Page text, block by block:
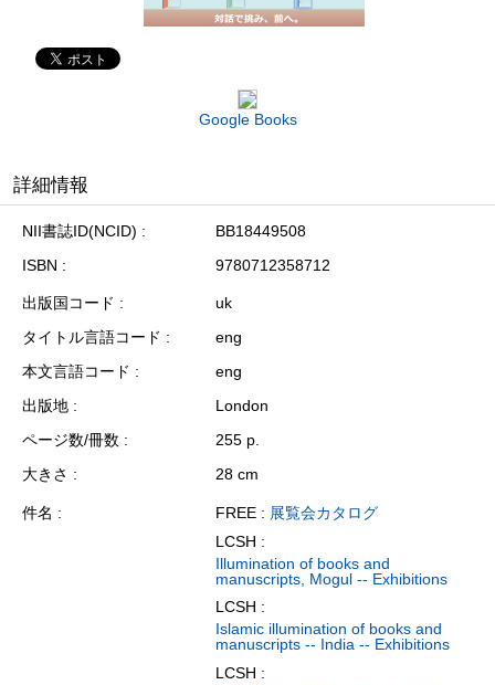
Google Books
詳細情報
NII書誌ID(NCID)
BB18449508
ISBN
9780712358712
出版国コード
uk
タイトル言語コード
eng
本文言語コード
eng
出版地
London
ページ数/冊数
255 p.
大きさ
28 cm
件名 FREE : 展覧会カタログ
LCSH :
Illumination of books and
manuscripts, Mogul -- Exhibitions
LCSH :
Islamic illumination of books and
manuscripts -- India -- Exhibitions
LCSH :